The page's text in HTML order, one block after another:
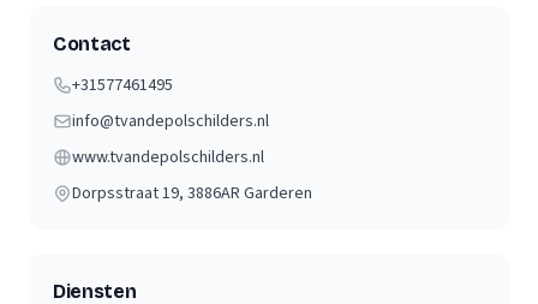
Contact
+31577461495
info@tvandepolschilders.nl
www.tvandepolschilders.nl
Dorpsstraat 19, 3886AR Garderen
Diensten